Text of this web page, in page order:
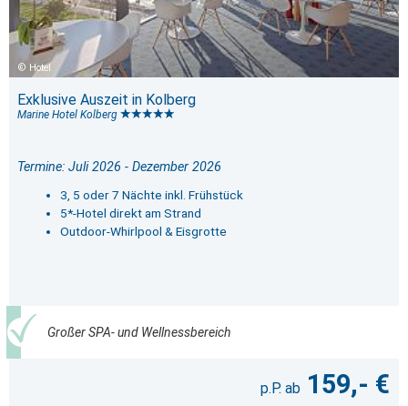
Hotel
Exklusive Auszeit in Kolberg
Marine Hotel Kolberg
Termine: Juli 2026 - Dezember 2026
3, 5 oder 7 Nächte inkl. Frühstück
5*-Hotel direkt am Strand
Outdoor-Whirlpool & Eisgrotte
Großer SPA- und Wellnessbereich
159,- €